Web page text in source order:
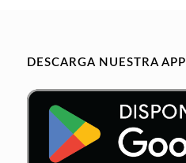
DESCARGA NUESTRA APP